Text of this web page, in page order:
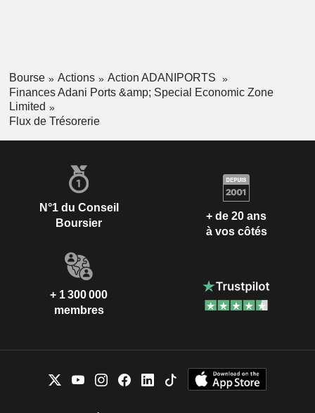
Bourse Actions
Action ADANIPORTS
Finances Adani Ports &amp; Special Economic Zone
Limited
Flux de Trésorerie
N°1 du Conseil
Boursier
+ de 20 ans
à vos côtés
+ 1 300 000
membres